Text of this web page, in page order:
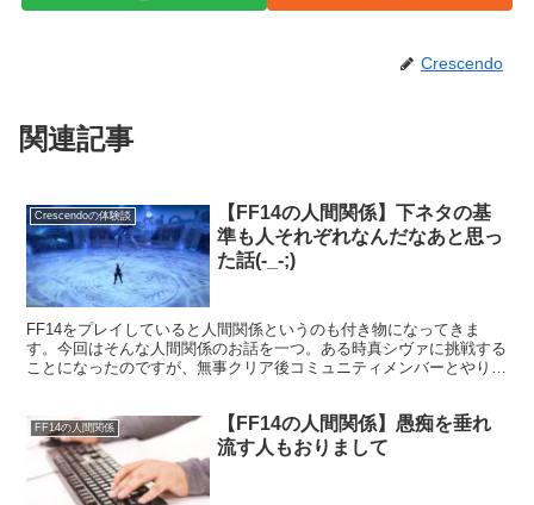
Crescendo
関連記事
Crescendoの体験談
【FF14の人間関係】下ネタの基
準も人それぞれなんだなあと思っ
た話(-_-;)
FF14をプレイしていると人間関係というのも付き物になってきま
す。今回はそんな人間関係のお話を一つ。ある時真シヴァに挑戦する
ことになったのですが、無事クリア後コミュニティメンバーとやり取
FF14の人間関係
【FF14の人間関係】愚痴を垂れ
流す人もおりまして